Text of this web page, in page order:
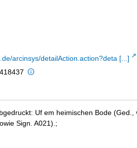
arcinsys/detailAction.action?deta [...]
Uf em heimischen Bode (Ged.,
Sign. A021).;